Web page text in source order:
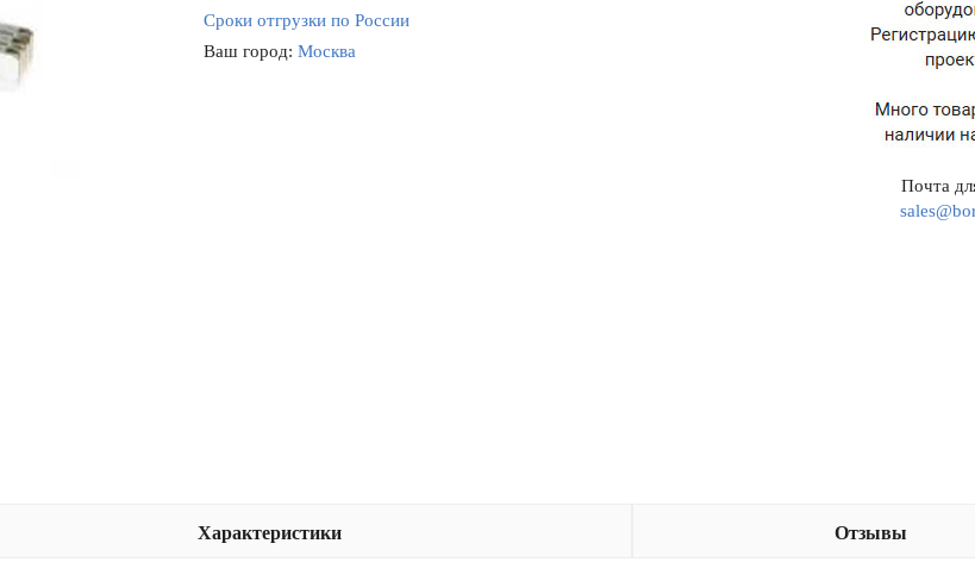
Сроки отгрузки по России
Ваш город: Москва
Почта
Характеристики Отзывы